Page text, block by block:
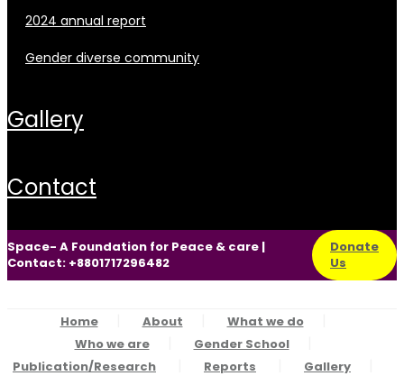
2024 annual report
gender diverse community
gallery
contact
Space- A Foundation for Peace & care |
Contact: +8801717296482
Donate
Us
Home About
What we do
Who we are
Gender School
Publication/Research
Reports
Gallery